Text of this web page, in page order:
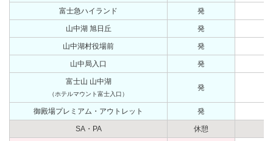
富士急ハイランド 発
山中湖 旭日丘 発
山中湖村役場前 発
山中局入口 発
富士山 山中湖
（ホテルマウント富士入口）
発
御殿場プレミアム・アウトレット 発
SA・PA 休憩